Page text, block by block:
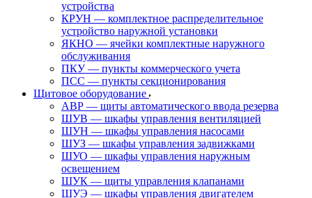
устройства
КРУН — комплектное распределительное
устройство наружной установки
ЯКНО — ячейки комплектные наружного
обслуживания
ПКУ — пункты коммерческого учета
ПСС — пункты секционирования
Щитовое оборудование
АВР — щиты автоматического ввода резерва
ШУВ — шкафы управления вентиляцией
ШУН — шкафы управления насосами
ШУЗ — шкафы управления задвижками
ШУО — шкафы управления наружным
освещением
ШУК — щиты управления клапанами
ШУЭ — шкафы управления двигателем